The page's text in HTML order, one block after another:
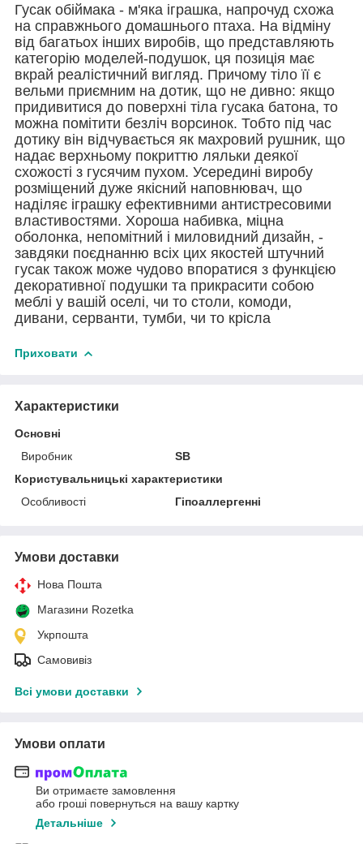
Гусак обіймака - м'яка іграшка, напрочуд схожа
на справжнього домашнього птаха. На відміну
від багатьох інших виробів, що представляють
категорію моделей-подушок, ця позиція має
вкрай реалістичний вигляд. Причому тіло її є
вельми приємним на дотик, що не дивно: якщо
придивитися до поверхні тіла гусака батона, то
можна помітити безліч ворсинок. Тобто під час
дотику він відчувається як махровий рушник, що
надає верхньому покриттю ляльки деякої
схожості з гусячим пухом. Усередині виробу
розміщений дуже якісний наповнювач, що
наділяє іграшку ефективними антистресовими
властивостями. Хороша набивка, міцна
оболонка, непомітний і миловидний дизайн, -
завдяки поєднанню всіх цих якостей штучний
гусак також може чудово впоратися з функцією
декоративної подушки та прикрасити собою
меблі у вашій оселі, чи то столи, комоди,
дивани, серванти, тумби, чи то крісла
Приховати
Характеристики
Основні
Виробник
SB
Користувальницькі характеристики
Особливості
Гіпоаллергенні
Умови доставки
Нова Пошта
Магазини Rozetka
Укрпошта
Самовивіз
Всі умови доставки
Умови оплати
Ви отримаєте замовлення
або гроші повернуться на вашу картку
Детальніше